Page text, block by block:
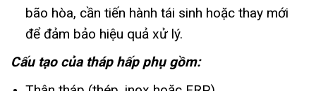
bão hòa, cần tiến hành tái sinh hoặc thay mới
để đảm bảo hiệu quả xử lý.
Cấu tạo của tháp hấp phụ gồm: